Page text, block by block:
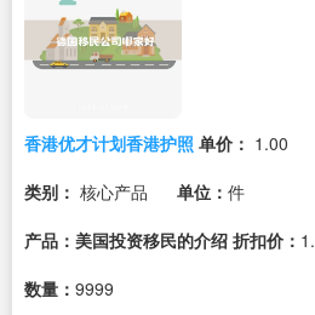
香港优才计划香港护照 单价： 1.00
类别： 核心产品 单位： 件
产品：美国投资移民的介绍 折扣价：
数量： 9999